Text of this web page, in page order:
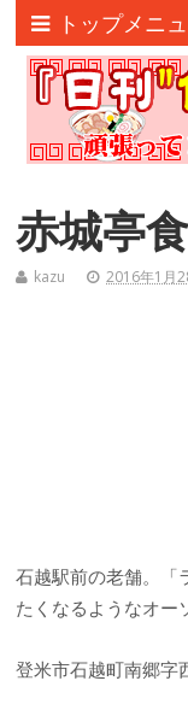
トップメニ
赤城亭
kazu 2016年1月
石越駅前の老舗。「
たくなるようなオー
登米市石越町南郷字